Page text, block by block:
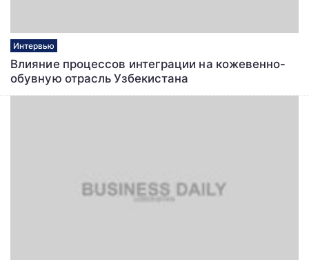
Интервью
Влияние процессов интеграции на кожевенно-
обувную отрасль Узбекистана